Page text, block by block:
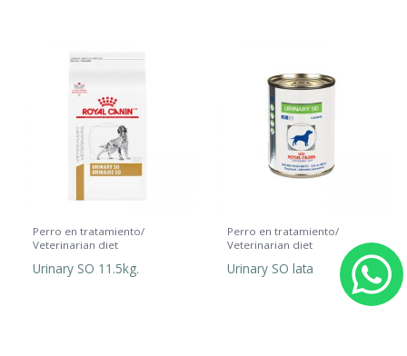
Perro en tratamiento/
Veterinarian diet
Urinary SO 11.5kg.
Perro en tratamiento/
Veterinarian diet
Urinary SO lata
h